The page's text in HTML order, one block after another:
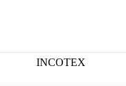
INCOTEX